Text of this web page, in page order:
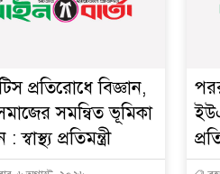
প্রতিরোধে বিজ্ঞান,
সমন্বিত ভূমিকা
প্রতিমন্ত্রী